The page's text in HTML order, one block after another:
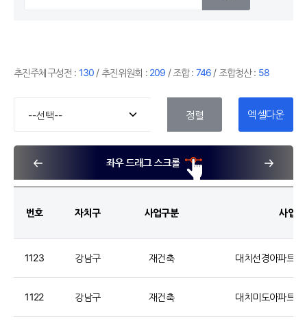
추진주체구성전 : 130 / 추진위원회 : 209 / 조합 : 746 / 조합청산 : 58
정렬 엑셀다운
로드
번호 자치구 사업구분 사업장
1123 강남구 재건축 대치선경아파트
1122 강남구 재건축 대치미도아파트